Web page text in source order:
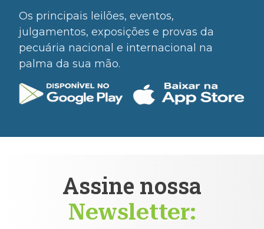
Os principais leilões, eventos,
julgamentos, exposições e provas da
pecuária nacional e internacional na
palma da sua mão.
Assine nossa
Newsletter: